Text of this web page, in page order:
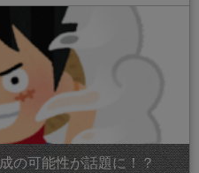
の可能性が話題に！？